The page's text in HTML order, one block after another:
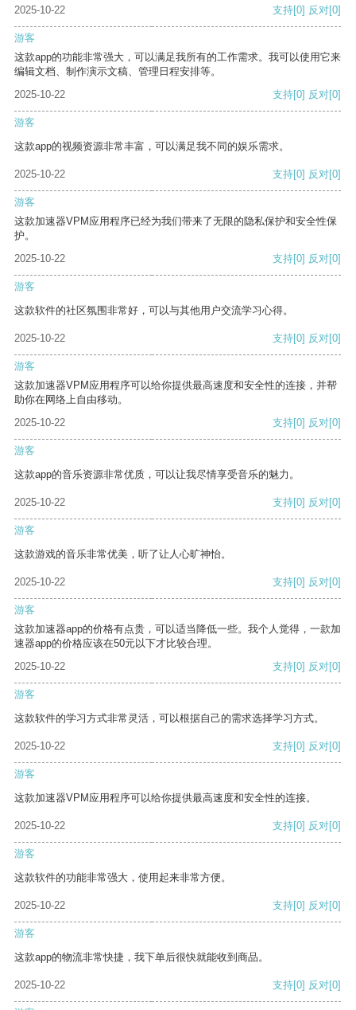
2025-10-22 支持[0] 反对[0]
游客
这款app的功能非常强大，可以满足我所有的工作需求。我可以使用它来
编辑文档、制作演示文稿、管理日程安排等。
2025-10-22
支持[0] 反对[0]
游客
这款app的视频资源非常丰富，可以满足我不同的娱乐需求。
2025-10-22 支持[0] 反对[0]
游客
这款加速器VPM应用程序已经为我们带来了无限的隐私保护和安全性保
护。
2025-10-22
支持[0] 反对[0]
游客
这款软件的社区氛围非常好，可以与其他用户交流学习心得。
2025-10-22 支持[0] 反对[0]
游客
这款加速器VPM应用程序可以给你提供最高速度和安全性的连接，并帮
助你在网络上自由移动。
2025-10-22
支持[0] 反对[0]
游客
这款app的音乐资源非常优质，可以让我尽情享受音乐的魅力。
2025-10-22 支持[0] 反对[0]
游客
这款游戏的音乐非常优美，听了让人心旷神怡。
2025-10-22 支持[0] 反对[0]
游客
这款加速器app的价格有点贵，可以适当降低一些。我个人觉得，一款加
速器app的价格应该在50元以下才比较合理。
2025-10-22
支持[0] 反对[0]
游客
这款软件的学习方式非常灵活，可以根据自己的需求选择学习方式。
2025-10-22 支持[0] 反对[0]
游客
这款加速器VPM应用程序可以给你提供最高速度和安全性的连接。
2025-10-22 支持[0] 反对[0]
游客
这款软件的功能非常强大，使用起来非常方便。
2025-10-22 支持[0] 反对[0]
游客
这款app的物流非常快捷，我下单后很快就能收到商品。
2025-10-22 支持[0] 反对[0]